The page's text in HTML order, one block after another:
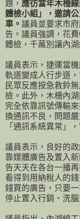
題， 應彷當年木柵
體檢小組」，邀請
車。 議員並要求市
告。議員強調，花
體檢，千萬別讓內
議員表示，捷運當
軌道變成人行步道
民眾反應按急救鈴
檢。此外，木柵內
完全依靠訊號傳輸
換通訊不良，問題
「通訊系統異常」
議員表示，良好的
靠媒體廣告及置入
告天天在各台一播
看得到用納稅人的
錢買的廣告，只要
停止置入行銷、洗